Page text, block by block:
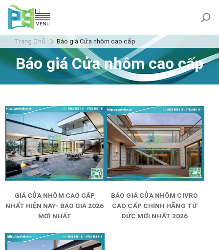
MENU
Trang Chủ Báo giá Cửa nhôm cao cấp
Báo giá Cửa nhôm cao cấp
GIÁ CỬA NHÔM CAO CẤP
NHẤT HIỆN NAY- BÁO GIÁ 2026
MỚI NHẤT
BÁO GIÁ CỬA NHÔM CIVRO
CAO CẤP CHÍNH HÃNG TỪ
ĐỨC MỚI NHẤT 2026